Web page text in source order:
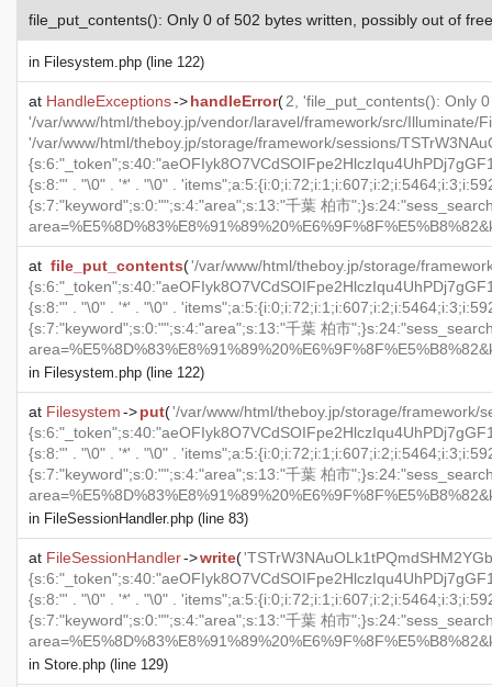
file_put_contents(): Only 0 of 502 bytes written, possibly out of
in Filesystem.php (line 122)
at HandleExceptions->handleError(2, 'file_put_contents(): Only
'/var/www/html/theboy.jp/vendor/laravel/framework/src/Illuminate/
'/var/www/html/theboy.jp/storage/framework/sessions/
{s:8:"' . "\0" . '*' . "\0" .
{s:7:"keyword";s:0:"";s:4:"area";s:13:"千葉 柏市
at file_put_contents('/var/www/html/theboy.jp/storage/
{s:8:"' . "\0" . '*' . "\0" .
{s:7:"keyword";s:0:"";s:4:"area";s:13:"千葉 柏市
in Filesystem.php (line 122)
at Filesystem->put('/var/www/html/theboy.jp/storage/framework/
{s:8:"' . "\0" . '*' . "\0" .
{s:7:"keyword";s:0:"";s:4:"area";s:13:"千葉 柏市
in FileSessionHandler.php (line 83)
at FileSessionHandler->write(
{s:8:"' . "\0" . '*' . "\0" .
{s:7:"keyword";s:0:"";s:4:"area";s:13:"千葉 柏市
in Store.php (line 129)